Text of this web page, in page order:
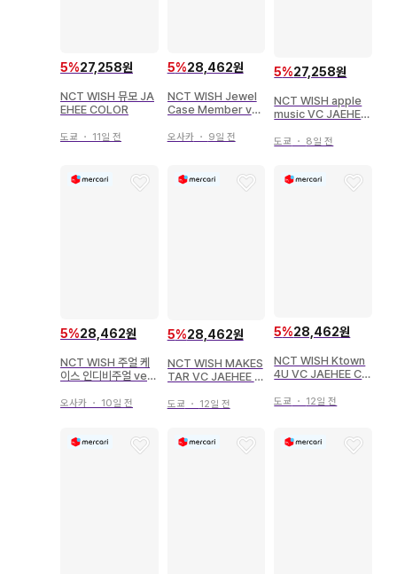
5%27,258원
NCT WISH 뮤모 JA
EHEE COLOR
도쿄 ・ 11일 전
5%28,462원
NCT WISH Jewel
Case Member ver.
오사카・ 9일 전
5%27,258원
NCT WISH apple
music VC JAEHEE
도쿄 ・ 8일 전
5%28,462원
NCT WISH 주얼 케
이스 인디비주얼 ver.
오사카 ・ 10일 전
5%28,462원
NCT WISH MAKES
TAR VC JAEHEE O
도쿄 ・ 12일 전
5%28,462원
NCT WISH Ktown
4U VC JAEHEE Col
도쿄 ・ 12일 전